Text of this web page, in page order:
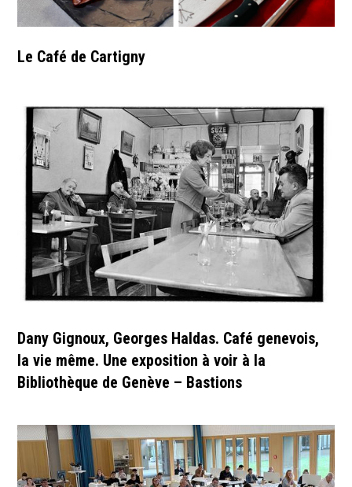
Le Café de Cartigny
Dany Gignoux, Georges Haldas. Café genevois,
la vie même. Une exposition à voir à la
Bibliothèque de Genève – Bastions